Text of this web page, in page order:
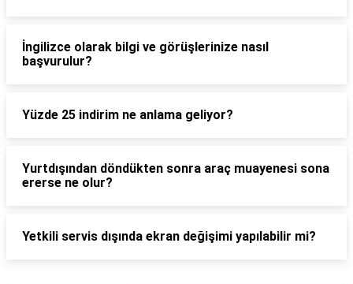
İngilizce olarak bilgi ve görüşlerinize nasıl
başvurulur?
Yüzde 25 indirim ne anlama geliyor?
Yurtdışından döndükten sonra araç muayenesi sona
ererse ne olur?
Yetkili servis dışında ekran değişimi yapılabilir mi?